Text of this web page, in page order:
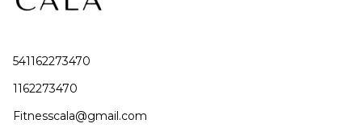
541162273470
1162273470
Fitnesscala@gmail.com